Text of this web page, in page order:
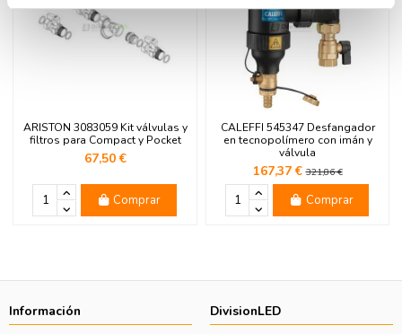
ARISTON 3083059 Kit válvulas y
filtros para Compact y Pocket
67,50 €
Comprar
CALEFFI 545347 Desfangador
en tecnopolímero con imán y
válvula
167,37 €321,86 €
Comprar
Información DivisionLED